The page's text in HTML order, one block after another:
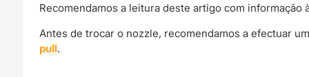
Recomendamos a leitura deste artigo com
Antes de trocar o nozzle, recomendamos a efectuar
pull.